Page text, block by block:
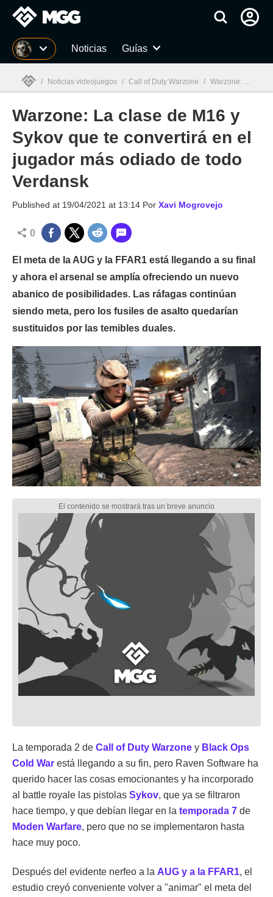
MGG Noticias Guías
MGG
/ Noticias videojuegos / Call of Duty Warzone / Warzone: La clase de M16 y Sykov que te convertirá en el jugador más odiado de todo Verdansk
Warzone: La clase de M16 y
Sykov que te convertirá en el
jugador más odiado de todo
Verdansk
Published at 19/04/2021 at 13:14 Por Xavi Mogrovejo
0
El meta de la AUG y la FFAR1 está llegando a su final
y ahora el arsenal se amplía ofreciendo un nuevo
abanico de posibilidades. Las ráfagas continúan
siendo meta, pero los fusiles de asalto quedarían
sustituidos por las temibles duales.
La temporada 2 de Call of Duty Warzone y Black Ops
Cold War está llegando a su fin, pero Raven Software ha
querido hacer las cosas emocionantes y ha incorporado
al battle royale las pistolas Sykov, que ya se filtraron
hace tiempo, y que debían llegar en la temporada 7 de
Moden Warfare, pero que no se implementaron hasta
hace muy poco.
Después del evidente nerfeo a la AUG y a la FFAR1, el
estudio creyó conveniente volver a "animar" el meta del